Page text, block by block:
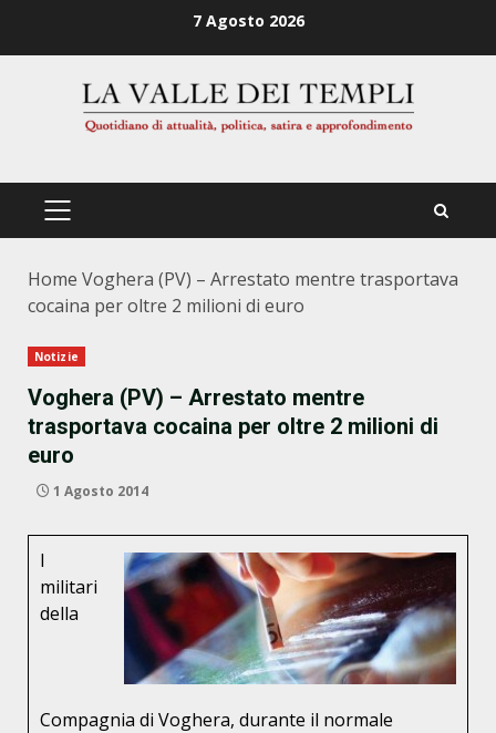
7 Agosto 2026
PRIMÄRES
Home Voghera (PV) – Arrestato mentre trasportava
cocaina per oltre 2 milioni di euro
Notizie
Voghera (PV) – Arrestato mentre
trasportava cocaina per oltre 2 milioni di
euro
1 Agosto 2014
I
militari
della
Compagnia di Voghera, durante il normale